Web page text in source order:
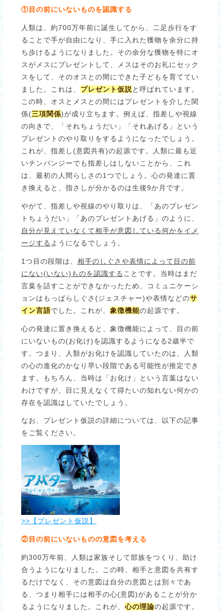
①目の前にいないものを認識する
人類は、約700万年前に誕生してから、二足歩行をす
ることで手が自由になり、手に入れた獲物を余分に持
ち歩けるようになりました。その余分な獲物を特にオ
スがメスにプレゼントして、メスはそのお礼にセック
スをして、そのオスとの間にできた子どもを育ててい
ました。これは、 プレゼント仮説と呼ばれています。
この時、オスとメスとの間にはプレゼントを介した関
係(三項関係)が成り立ちます。例えば、指差しや視線
の向きで、「それちょうだい」「それあげる」という
プレゼントのやり取りをするようになったでしょう。
これが、指差し(意図共有)の起源です。人類に最も近
いチンパンジーでも指差しはしないことから、これ
は、最初の人間らしさの1つでしょう。心の発達に置
き換えると、指さしが分かるのは生後9か月です。
やがて、指差しや視線のやり取りは、「あのプレゼン
トちょうだい」「あのプレゼントあげる」のように、
自分が見えていなくて相手が意図している何かをイメ
ージする ようになるでしょう。
1つ目の段階は、 相手のしぐさや表情によって目の前
にない(いない) ものを認識する ことです。当時はまだ
言葉を話すことができなかったため、コミュニケーシ
ョンはもっぱらしぐさ(ジェスチャー)や表情などのサ
イン言語でした。これが、 象徴機能の起源です。
心の発達に置き換えると、象徴機能によって、目の前
にいないもの(お化け)を認識するようになる2歳半で
す。つまり、人類がお化けを認識していたのは、人類
の心の進化のかなり早い段階である可能性が推定でき
ます。もちろん、当時は「お化け」という言葉はない
わけですが、目に見えなくて得たいの知れない何かの
存在を認識はしていたでしょう。
なお、プレゼント仮説の詳細については、以下の記事
をご覧ください。
>>【プレゼント仮説】
②目の前にいないものの意図を考える
約300万年前、人類は家族そして部族をつくり、助け
合うようになりました。この時、相手と意図を共有す
るだけでなく、その意図は自分の意図とは別々であ
る、つまり相手には相手の心(意図)があることが分か
るようになりました。これが、 心の理論の起源です。